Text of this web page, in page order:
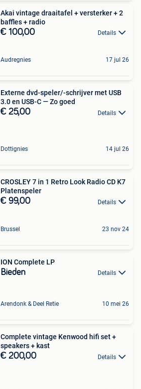
Akai vintage draaitafel + versterker + 2
baffles + radio
€ 100,00 Details
Audregnies 17 jul 26
Externe dvd-speler/-schrijver met USB
3.0 en USB-C — Zo goed
€ 25,00 Details
Dottignies 14 jul 26
CROSLEY 7 in 1 Retro Look Radio CD K7
Platenspeler
€ 99,00 Details
Brussel 23 nov 24
ION Complete LP
Bieden Details
Arendonk & Deel Retie 10 mei 26
Complete vintage Kenwood hifi set +
speakers + kast
€ 200,00 Details